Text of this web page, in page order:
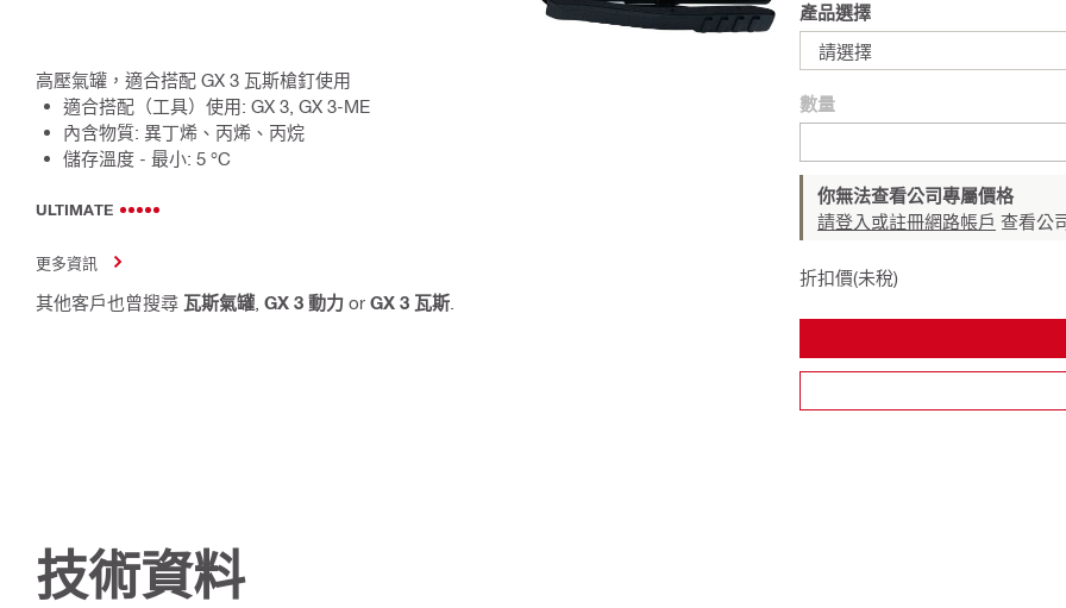
高壓氣罐，適合搭配 GX 3 瓦斯槍釘使用
適合搭配（工具）使用: GX 3, GX 3-ME
內含物質: 異丁烯、丙烯、丙烷
儲存溫度 - 最小: 5 °C
ULTIMATE
更多資訊
其他客戶也曾搜尋 瓦斯氣罐, GX 3 動力 or GX 3 瓦斯
產品選擇
請選擇
數量
你無法查看公司專屬價格
請登入或註冊網路帳戶 查看公
折扣價(未稅)
技術資料